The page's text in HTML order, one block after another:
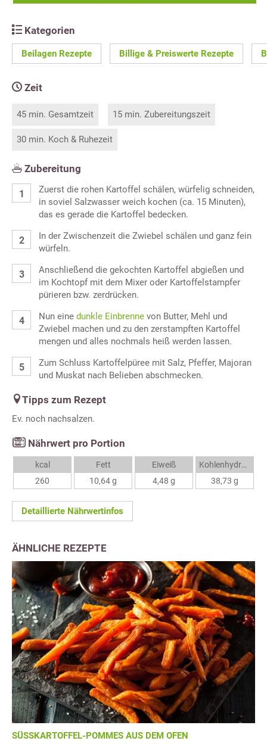
Kategorien
Beilagen Rezepte Billige & Preiswerte Rezepte
Zeit
45 min. Gesamtzeit 15 min. Zubereitungszeit
30 min. Koch & Ruhezeit
Zubereitung
Zuerst die rohen Kartoffel schälen, würfelig schneiden,
in soviel Salzwasser weich kochen (ca. 15 Minuten),
das es gerade die Kartoffel bedecken.
In der Zwischenzeit die Zwiebel schälen und ganz fein
würfeln.
Anschließend die gekochten Kartoffel abgießen und
im Kochtopf mit dem Mixer oder Kartoffelstampfer
pürieren bzw. zerdrücken.
Nun eine dunkle Einbrenne von Butter, Mehl und
Zwiebel machen und zu den zerstampften Kartoffel
mengen und alles nochmals heiß werden lassen.
Zum Schluss Kartoffelpüree mit Salz, Pfeffer, Majoran
und Muskat nach Belieben abschmecken.
Tipps zum Rezept
Ev. noch nachsalzen.
Nährwert pro Portion
kcal
260
Fett
10,64 g
Eiweiß
4,48 g
Kohlenhydrate
38,73 g
Detaillierte Nährwertinfos
ÄHNLICHE REZEPTE
SÜSSKARTOFFEL-POMMES AUS DEM OFEN